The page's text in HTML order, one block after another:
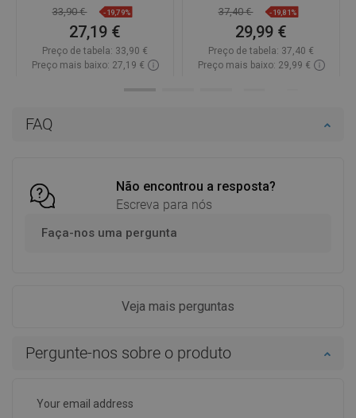
FAQ
Não encontrou a resposta?
Escreva para nós
Faça-nos uma pergunta
Veja mais perguntas
Pergunte-nos sobre o produto
33,90 € -19,79%
27,19 €
Preço de tabela: 33,90 €
Preço mais baixo: 27,19 €
37,40 € -19,81%
29,99 €
Preço de tabela: 37,40 €
Preço mais baixo: 29,99 €